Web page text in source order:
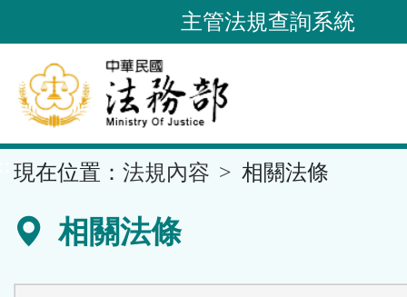
到
要
內
容
區
主管法規查詢系統
現在位置： 法規內容 相關法條
相關法條